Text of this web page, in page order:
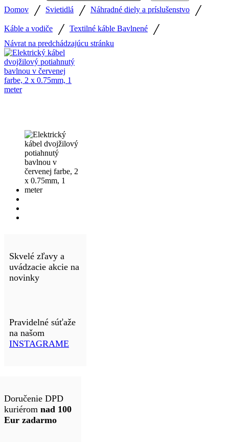
Domov / Svietidlá / Náhradné diely a príslušenstvo /
Káble a vodiče / Textilné káble Bavlnené /
Návrat na predchádzajúcu stránku
Skvelé zľavy a
uvádzacie akcie na
novinky
Pravidelné súťaže
na našom
INSTAGRAME
Doručenie DPD
kuriérom nad 100
Eur zadarmo